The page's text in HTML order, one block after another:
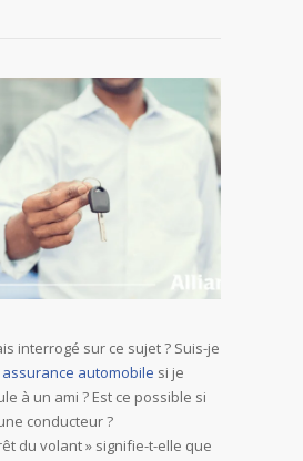
interrogé sur ce sujet ? Suis-je
automobile si je
à un ami ? Est ce possible si
conducteur ?
du volant » signifie-t-elle que